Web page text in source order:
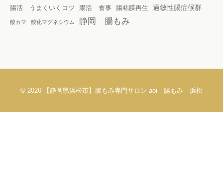
腸活 うまくいくコツ
腸活 食事 腸粘膜再生 過敏性腸症候群
酸カマ 酸化マグネシウム 静岡 腸もみ
© 2026 【静岡県浜松市】腸もみ専門サロン aoi 腸もみ 浜松